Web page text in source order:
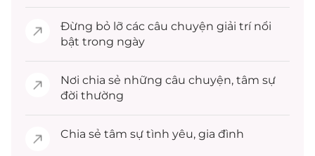
Đừng bỏ lỡ các câu chuyện giải trínổi
bật trong ngày
Nơi chia sẻ những câu chuyện, tâm sự
đời thường
Chia sẻ tâm sự tình yêu, gia đình